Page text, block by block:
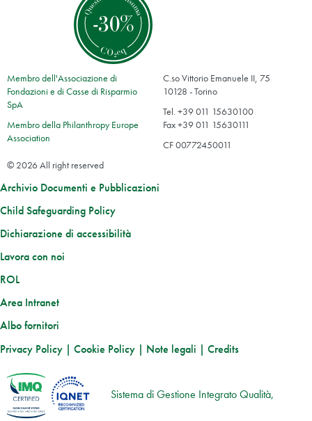
Membro dell'Associazione di
Fondazioni e di Casse di Risparmio
SpA
Membro della Philanthropy Europe
Association
C.so Vittorio Emanuele II, 75
10128 - Torino
Tel. +39 011 15630100
Fax +39 011 15630111
CF 00772450011
© 2026 All right reserved
Archivio Documenti e Pubblicazioni
Child Safeguarding Policy
Dichiarazione di accessibilità
Lavora con noi
ROL
Area Intranet
Albo fornitori
Privacy Policy | Cookie Policy | Note legali | Credits
Sistema di Gestione Integrato Qualità,